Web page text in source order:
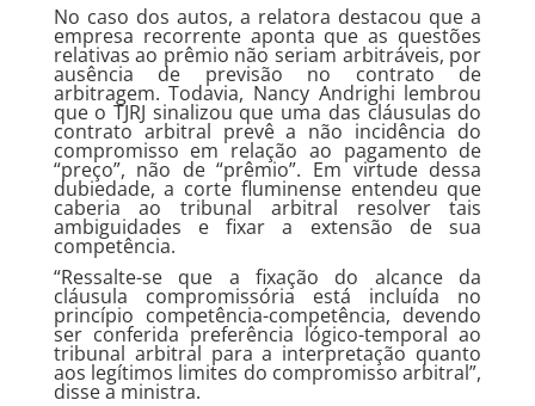
No caso dos autos, a relatora destacou que a
empresa recorrente aponta que as questões
relativas ao prêmio não seriam arbitráveis, por
ausência de previsão no contrato de
arbitragem. Todavia, Nancy Andrighi lembrou
que o TJRJ sinalizou que uma das cláusulas do
contrato arbitral prevê a não incidência do
compromisso em relação ao pagamento de
“preço”, não de “prêmio”. Em virtude dessa
dubiedade, a corte fluminense entendeu que
caberia ao tribunal arbitral resolver tais
ambiguidades e fixar a extensão de sua
competência.
“Ressalte-se que a fixação do alcance da
cláusula compromissória está incluída no
princípio competência-competência, devendo
ser conferida preferência lógico-temporal ao
tribunal arbitral para a interpretação quanto
aos legítimos limites do compromisso arbitral”,
disse a ministra.